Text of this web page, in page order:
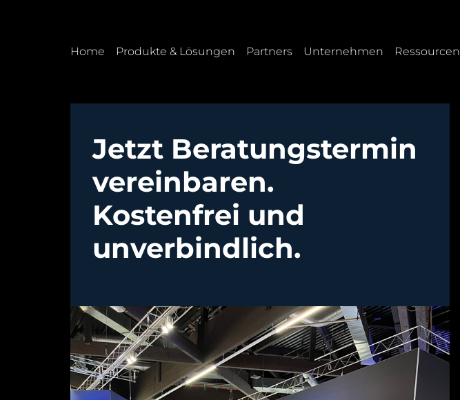
Home Produkte & Lösungen Partners Unternehmen Ressourcen
Jetzt Beratungstermin
vereinbaren.
Kostenfrei und
unverbindlich.